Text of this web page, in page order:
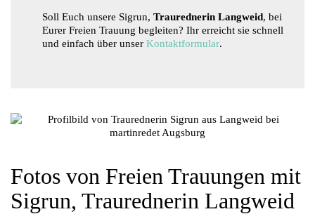
Soll Euch unsere Sigrun, Traurednerin Langweid, bei
Eurer Freien Trauung begleiten? Ihr erreicht sie schnell
und einfach über unser Kontaktformular.
Fotos von Freien Trauungen mit
Sigrun, Traurednerin Langweid